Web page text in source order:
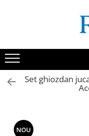
Set ghiozdan
NOU